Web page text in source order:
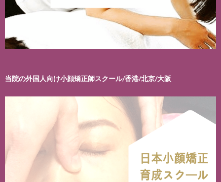
当院の外国人向け小顔矯正師スクール/香港/北京/大阪